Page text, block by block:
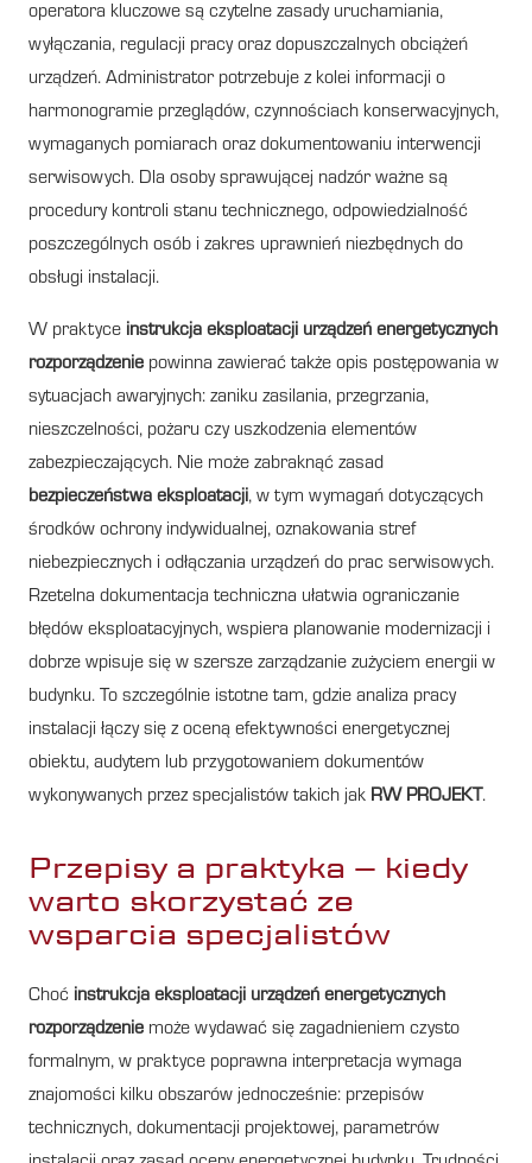
operatora kluczowe są czytelne zasady uruchamiania,
wyłączania, regulacji pracy oraz dopuszczalnych obciążeń
urządzeń. Administrator potrzebuje z kolei informacji o
harmonogramie przeglądów, czynnościach konserwacyjnych,
wymaganych pomiarach oraz dokumentowaniu interwencji
serwisowych. Dla osoby sprawującej nadzór ważne są
procedury kontroli stanu technicznego, odpowiedzialność
poszczególnych osób i zakres uprawnień niezbędnych do
obsługi instalacji.
W praktyce instrukcja eksploatacji urządzeń energetycznych
rozporządzenie powinna zawierać także opis postępowania w
sytuacjach awaryjnych: zaniku zasilania, przegrzania,
nieszczelności, pożaru czy uszkodzenia elementów
zabezpieczających. Nie może zabraknąć zasad
bezpieczeństwa eksploatacji, w tym wymagań dotyczących
środków ochrony indywidualnej, oznakowania stref
niebezpiecznych i odłączania urządzeń do prac serwisowych.
Rzetelna dokumentacja techniczna ułatwia ograniczanie
błędów eksploatacyjnych, wspiera planowanie modernizacji i
dobrze wpisuje się w szersze zarządzanie zużyciem energii w
budynku. To szczególnie istotne tam, gdzie analiza pracy
instalacji łączy się z oceną efektywności energetycznej
obiektu, audytem lub przygotowaniem dokumentów
wykonywanych przez specjalistów takich jak RW PROJEKT.
Przepisy a praktyka – kiedy
warto skorzystać ze
wsparcia specjalistów
Choć instrukcja eksploatacji urządzeń energetycznych
rozporządzenie może wydawać się zagadnieniem czysto
formalnym, w praktyce poprawna interpretacja wymaga
znajomości kilku obszarów jednocześnie: przepisów
technicznych, dokumentacji projektowej, parametrów